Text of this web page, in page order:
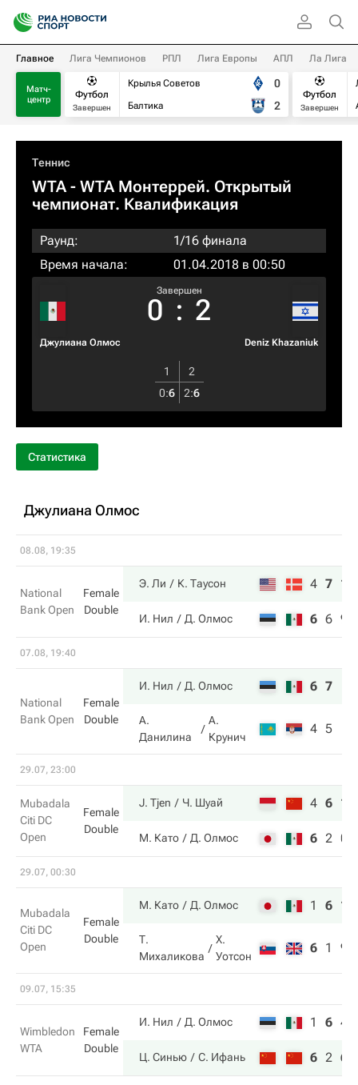
Главное Лига Чемпионов РПЛ Лига Европы АПЛ Ла Лига
Матч-
центр
Футбол
Завершен
Крылья Советов
Балтика
0
2
Футбол
Завершен
Теннис
WTA- WTA Монтеррей. Открытый
чемпионат. Квалификация
Раунд:
1/16 финала
Время начала:
01.04.2018 в 00:50
Джулиана Олмос
Завершен
0 : 2
Deniz Khazaniuk
1
2
0:6 2:6
Статистика
Джулиана Олмос
08.08, 19:35
National
Bank Open
Female
Double
Э. Ли К. Таусон 4 7 11
И. Нил Д. Олмос 6 6 9
07.08, 19:40
National
Bank Open
Female
Double
И. Нил Д. Олмос 6 7
А.
Данилина
А.
Крунич
4 5
29.07, 23:00
Mubadala
Citi DC
Open
Female
Double
J. Tjen Ч. Шуай 4 6 10
М. Като Д. Олмос 6 2 0
29.07, 00:30
Mubadala
Citi DC
Open
Female
Double
М. Като Д. Олмос 1 6 11
Т.
Михаликова
Х.
Уотсон
6 1 9
09.07, 15:35
Wimbledon
WTA
Female
Double
И. Нил Д. Олмос 1 6 4
Ц. Синью С. Ифань 6 2 6